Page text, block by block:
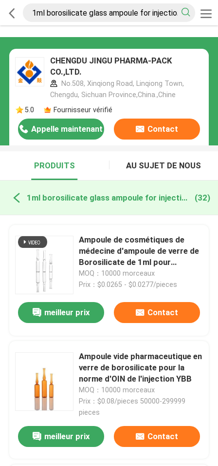
CHENGDU JINGU PHARMA-PACK
CO.,LTD.
No.508, Xinqiong Road, Linqiong Town,
Chengdu, Sichuan Province,China.,Chine
5.0
Fournisseur vérifié
Appelle maintenant Contact
PRODUITS AU SUJET DE NOUS
1ml borosilicate glass ampoule for injection fabrication en ligne (32)
Ampoule de cosmétiques de
médecine d'ampoule de verre de
Borosilicate de 1ml pour
l'injection
MOQ：10000 morceaux
Prix：$0.0265 - $0.0277/pieces
meilleur prix Contact
Ampoule vide pharmaceutique en
verre de borosilicate pour la
norme d'OIN de l'injection YBB
MOQ：10000 morceaux
Prix：$0.08/pieces 50000-299999
pieces
meilleur prix Contact